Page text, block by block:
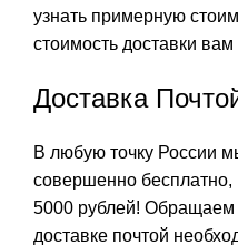
узнать примерную
стоимость доставки
Доставка
В любую точку России
совершенно бесплатно,
5000 рублей!
доставке почтой